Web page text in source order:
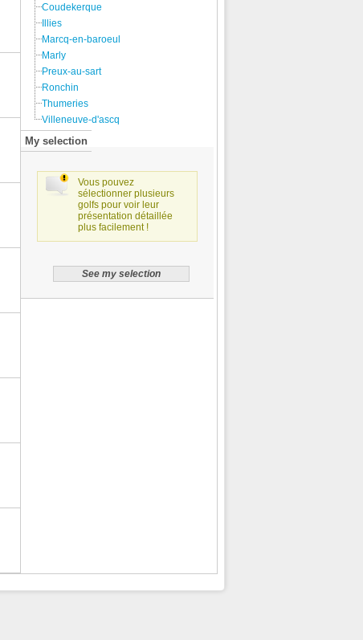
Coudekerque
Illies
Marcq-en-baroeul
Marly
Preux-au-sart
Ronchin
Thumeries
Villeneuve-d'ascq
My selection
Vous pouvez
sélectionner plusieurs
golfs pour voir leur
présentation détaillée
plus facilement !